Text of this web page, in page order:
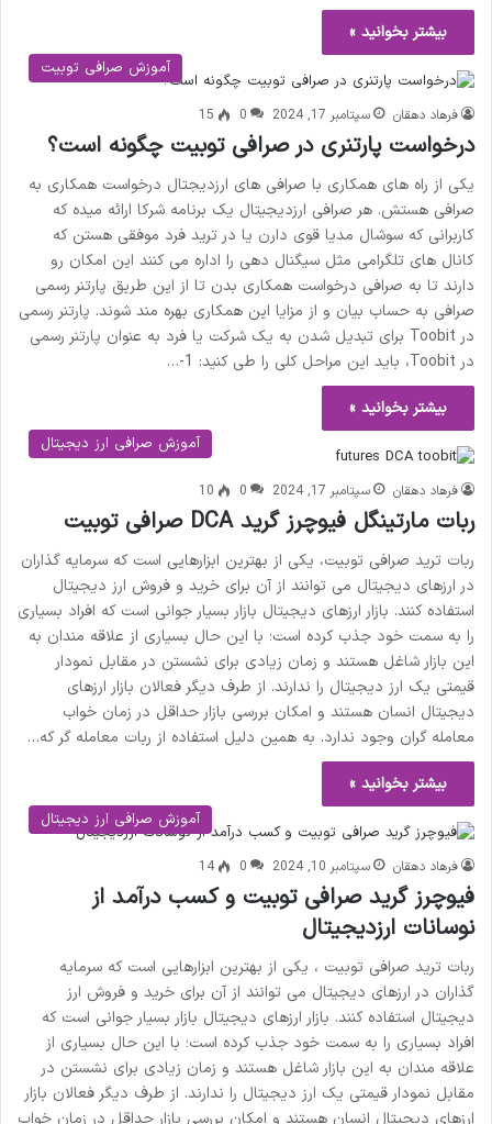
بیشتر بخوانید »
آموزش صرافی توبیت
فرهاد دهقان سپتامبر 17, 2024 0
15
درخواست پارتنری در صرافی توبیت چگونه است؟
یکی از راه های همکاری با صرافی های ارزدیجتال درخواست همکاری به
صرافی هستش. هر صرافی ارزدیجیتال یک برنامه شرکا ارائه میده که
کاربرانی که سوشال مدیا قوی دارن یا در ترید فرد موفقی هستن که
کانال های تلگرامی مثل سیگنال دهی را اداره می کنند این امکان رو
دارند تا به صرافی درخواست همکاری بدن تا از این طریق پارتنر رسمی
صرافی به حساب بیان و از مزایا این همکاری بهره مند شوند. پارتنر رسمی
در Toobit برای تبدیل شدن به یک شرکت یا فرد به عنوان پارتنر رسمی
در Toobit، باید این مراحل کلی را طی کنید: 1-…
بیشتر بخوانید »
آموزش صرافی ارز دیجیتال
فرهاد دهقان سپتامبر 17, 2024 0
10
ربات مارتینگل فیوچرز گرید DCA صرافی توبیت
ربات ترید صرافی توبیت، یکی از بهترین ابزارهایی است که سرمایه گذاران
در ارزهای دیجیتال می توانند از آن برای خرید و فروش ارز دیجیتال
استفاده کنند. بازار ارزهای دیجیتال بازار بسیار جوانی است که افراد بسیاری
را به سمت خود جذب کرده است؛ با این حال بسیاری از علاقه مندان به
این بازار شاغل هستند و زمان زیادی برای نشستن در مقابل نمودار
قیمتی یک ارز دیجیتال را ندارند. از طرف دیگر فعالان بازار ارزهای
دیجیتال انسان هستند و امکان بررسی بازار حداقل در زمان خواب
معامله گران وجود ندارد. به همین دلیل استفاده از ربات معامله گر که…
بیشتر بخوانید »
آموزش صرافی ارز دیجیتال
فرهاد دهقان سپتامبر 10, 2024 0
14
فیوچرز گرید صرافی توبیت و کسب درآمد از
نوسانات ارزدیجیتال
ربات ترید صرافی توبیت ، یکی از بهترین ابزارهایی است که سرمایه
گذاران در ارزهای دیجیتال می توانند از آن برای خرید و فروش ارز
دیجیتال استفاده کنند. بازار ارزهای دیجیتال بازار بسیار جوانی است که
افراد بسیاری را به سمت خود جذب کرده است؛ با این حال بسیاری از
علاقه مندان به این بازار شاغل هستند و زمان زیادی برای نشستن در
مقابل نمودار قیمتی یک ارز دیجیتال را ندارند. از طرف دیگر فعالان بازار